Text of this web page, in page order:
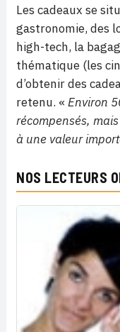
Les cadeaux se
gastronomie, des
high-tech, la
thématique (les
d’obtenir des
retenu. « Environ
récompensés,
à une valeur
NOS LECTEURS